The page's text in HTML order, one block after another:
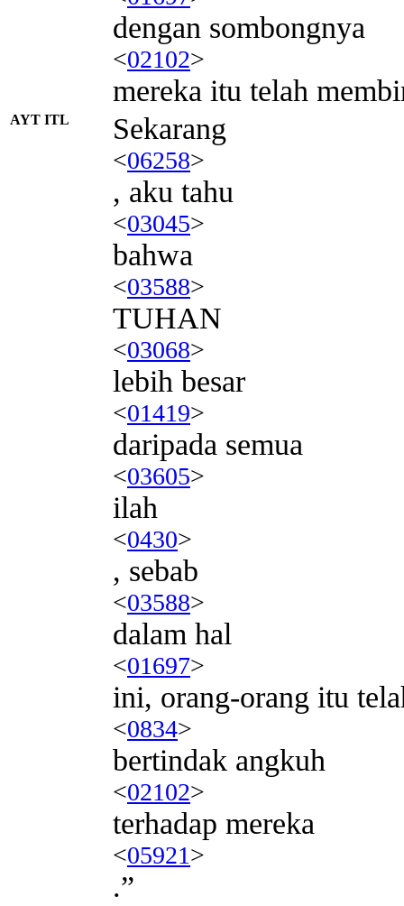
dengan sombongnya
<02102>
mereka itu telah
AYT ITL Sekarang
<06258>
, aku tahu
<03045>
bahwa
<03588>
TUHAN
<03068>
lebih besar
<01419>
daripada semua
<03605>
ilah
<0430>
, sebab
<03588>
dalam hal
<01697>
ini, orang-orang itu
<0834>
bertindak angkuh
<02102>
terhadap mereka
<05921>
.”